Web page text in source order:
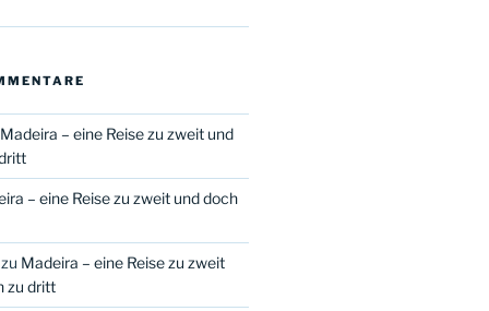
Madeira – eine Reise zu zweit und
– eine Reise zu zweit und doch
Madeira – eine Reise zu zweit
zu dritt